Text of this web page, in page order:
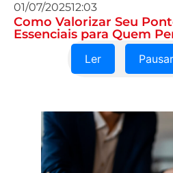
01/07/202512:03
Como Valorizar Seu
Essenciais para Quem
Ler Pausar